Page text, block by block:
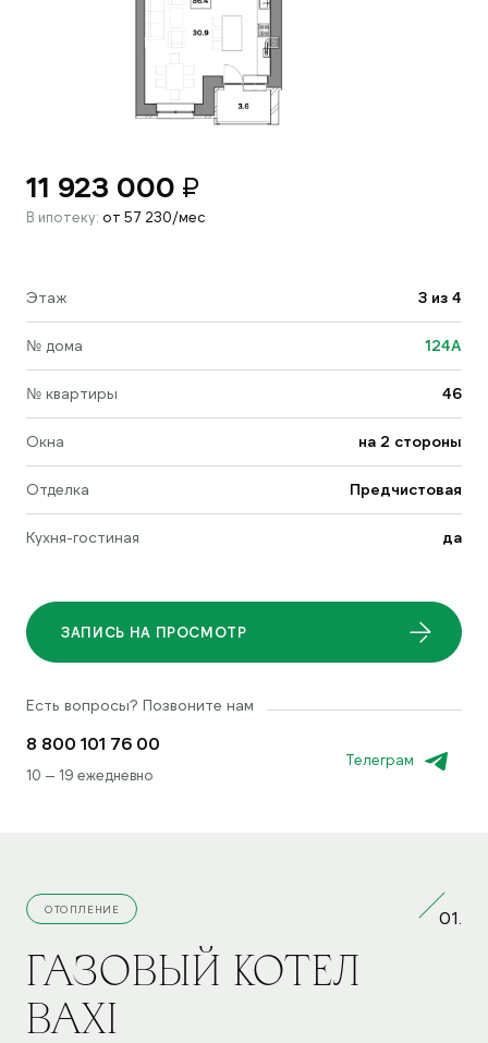
11 923 000 ₽
В ипотеку: от 57 230/мес
Этаж 3 из 4
№ дома 124A
№ квартиры 46
Окна на 2 стороны
Отделка Предчистовая
Кухня-гостиная да
ЗАПИСЬ НА ПРОСМОТР
Есть вопросы? Позвоните нам
8 800 101 76 00
10 — 19 ежедневно
Телеграм
01.
ОТОПЛЕНИЕ
ГАЗОВЫЙ КОТЕЛ
BAXI